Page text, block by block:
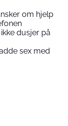
om hjelp
dusjer på
sex med